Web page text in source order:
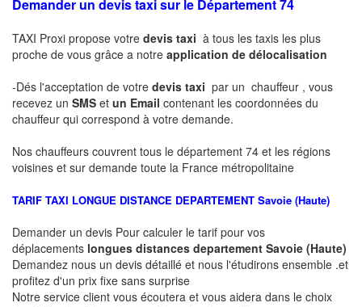
Demander un devis taxi sur le Département 74
TAXI Proxi propose votre devis taxi à tous les taxis les plus
proche de vous grâce a notre application de délocalisation
-Dés l'acceptation de votre devis taxi par un chauffeur , vous
recevez un SMS et un Email contenant les coordonnées du
chauffeur qui correspond à votre demande.
Nos chauffeurs couvrent tous le département 74 et les régions
voisines et sur demande toute la France métropolitaine
TARIF TAXI LONGUE DISTANCE DEPARTEMENT Savoie (Haute)
Demander un devis Pour calculer le tarif pour vos
déplacements longues distances departement Savoie (Haute)
Demandez nous un devis détaillé et nous l'étudirons ensemble .et
profitez d'un prix fixe sans surprise
Notre service client vous écoutera et vous aidera dans le choix